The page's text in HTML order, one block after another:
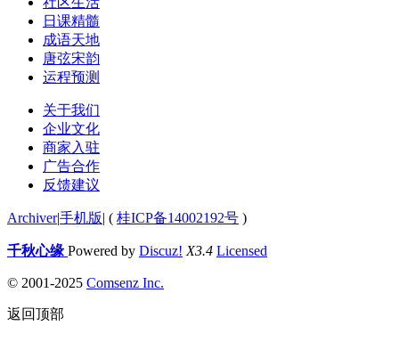
日课精髓
成语天地
唐弦宋韵
运程预测
关于我们
企业文化
商家入驻
广告合作
反馈建议
Archiver|手机版| ( 桂ICP备14002192号 )
千秋心缘 Powered by Discuz! X3.4 Licensed
© 2001-2025 Comsenz Inc.
返回顶部